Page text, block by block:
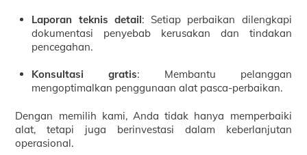
Laporan teknis detail: Setiap perbaikan dilengkapi
dokumentasi penyebab kerusakan dan tindakan
pencegahan.
Konsultasi gratis: Membantu pelanggan
mengoptimalkan penggunaan alat pasca-perbaikan.
Dengan memilih kami, Anda tidak hanya memperbaiki
alat, tetapi juga berinvestasi dalam keberlanjutan
operasional.